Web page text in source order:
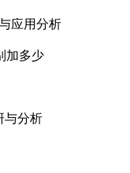
应用分析
加多少
与分析